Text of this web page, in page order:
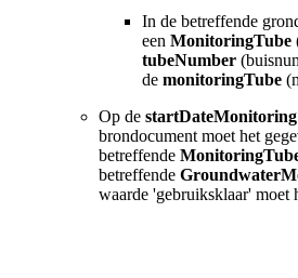
In de betreffende
een MonitoringTube
tubeNumber
de monitoringTube
Op de startDateMonitoring
brondocument moet het
betreffende
betreffende
waarde 'gebruiksklaar' moet